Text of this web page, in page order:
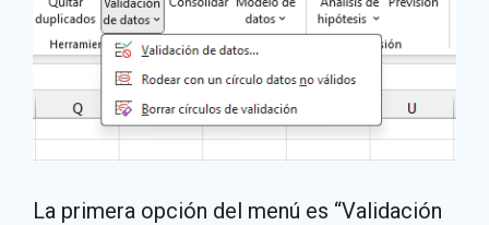
La primera opción del menú es “Validación